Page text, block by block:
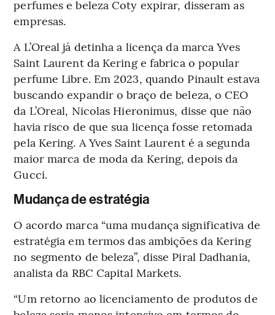
perfumes e beleza Coty expirar, disseram as
empresas.
A L’Oreal já detinha a licença da marca Yves
Saint Laurent da Kering e fabrica o popular
perfume Libre. Em 2023, quando Pinault estava
buscando expandir o braço de beleza, o CEO
da L’Oreal, Nicolas Hieronimus, disse que não
havia risco de que sua licença fosse retomada
pela Kering. A Yves Saint Laurent é a segunda
maior marca de moda da Kering, depois da
Gucci.
Mudança de estratégia
O acordo marca “uma mudança significativa de
estratégia em termos das ambições da Kering
no segmento de beleza”, disse Piral Dadhania,
analista da RBC Capital Markets.
“Um retorno ao licenciamento de produtos de